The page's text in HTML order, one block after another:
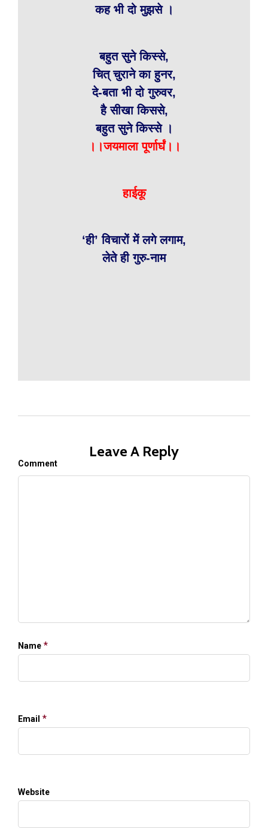
कह भी दो मुझसे ।
बहुत सुने किस्से,
चित् चुराने का हुनर,
दे-बता भी दो गुरुवर,
है सीखा किससे,
बहुत सुने किस्से ।
।।जयमाला पूर्णार्घं।।
हाईकू
‘ही’ विचारों में लगे लगाम,
लेते ही गुरु-नाम
Leave A Reply
Comment
Name *
Email *
Website